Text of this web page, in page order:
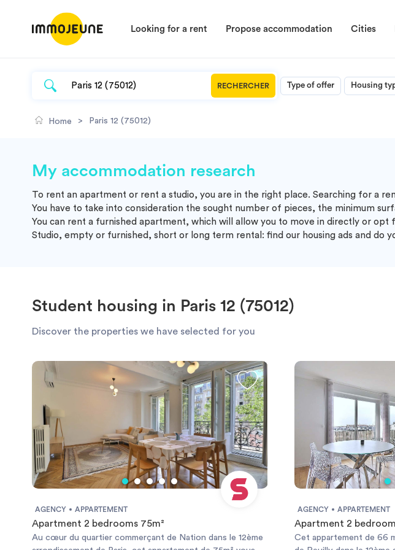
Looking for a rent Propose accommodation Cities
RECHERCHER Type of offer Housing
Home > Paris 12 (75012)
My accommodation research
To rent an apartment or rent a studio, you are in the right place. Searching for a
You have to take into consideration the sought number of pieces, the minimum
You can rent a furnished apartment, which will allow you to move in directly or
Studio, empty or furnished, short or long term rental: find our housing ads and do
Student housing in Paris 12 (75012)
Discover the properties we have selected for you
AGENCY APPARTEMENT
Apartment 2 bedrooms 75m²
Au cœur du quartier commerçant de Nation dans le 12ème
AGENCY APPARTEMENT
Apartment 2
Cet appartement de 66 m² ,